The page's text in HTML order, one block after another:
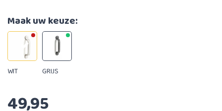
Maak uw keuze:
WIT GRIJS
49,95